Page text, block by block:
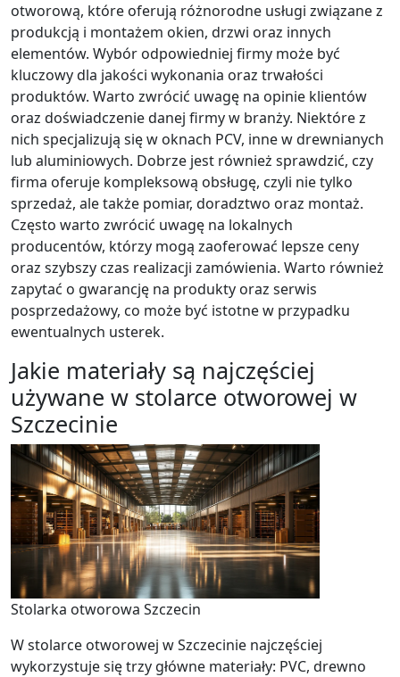
otworową, które oferują różnorodne usługi związane z
produkcją i montażem okien, drzwi oraz innych
elementów. Wybór odpowiedniej firmy może być
kluczowy dla jakości wykonania oraz trwałości
produktów. Warto zwrócić uwagę na opinie klientów
oraz doświadczenie danej firmy w branży. Niektóre z
nich specjalizują się w oknach PCV, inne w drewnianych
lub aluminiowych. Dobrze jest również sprawdzić, czy
firma oferuje kompleksową obsługę, czyli nie tylko
sprzedaż, ale także pomiar, doradztwo oraz montaż.
Często warto zwrócić uwagę na lokalnych
producentów, którzy mogą zaoferować lepsze ceny
oraz szybszy czas realizacji zamówienia. Warto również
zapytać o gwarancję na produkty oraz serwis
posprzedażowy, co może być istotne w przypadku
ewentualnych usterek.
Jakie materiały są najczęściej
używane w stolarce otworowej w
Szczecinie
Stolarka otworowa Szczecin
W stolarce otworowej w Szczecinie najczęściej
wykorzystuje się trzy główne materiały: PVC, drewno